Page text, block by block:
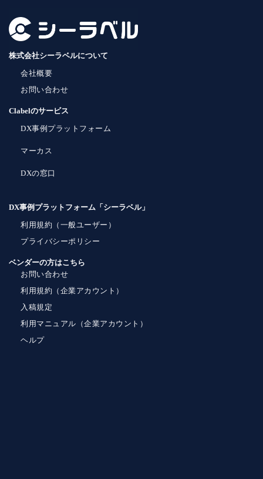
株式会社シーラベルについて
会社概要
お問い合わせ
Clabelのサービス
DX事例プラットフォーム
マーカス
DXの窓口
DX事例プラットフォーム「シーラベル」
利用規約（一般ユーザー）
プライバシーポリシー
ベンダーの方はこちら
お問い合わせ
利用規約（企業アカウント）
入稿規定
利用マニュアル（企業アカウント）
ヘルプ